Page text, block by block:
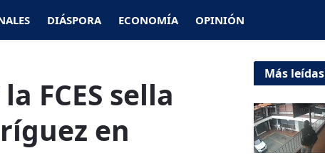
DIÁSPORA ECONOMÍA OPINIÓN
FCES sella
en
Más leídas